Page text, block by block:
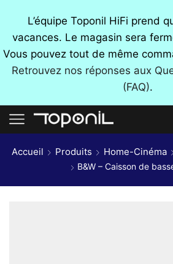
L’équipe Toponil HiFi prend
vacances. Le magasin sera
Vous pouvez tout de même
Retrouvez nos réponses aux
(FAQ).
Accueil Produits Home-Cinéma
B&W – Caisson de